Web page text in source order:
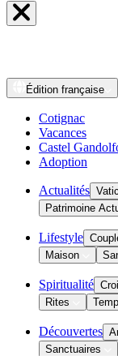
Édition française
Cotignac
Vacances
Castel
Adoption
Actualités
Patrimoine
Lifestyle
Maison
Spiritualité
Rites
Découvertes
Sanctuaires